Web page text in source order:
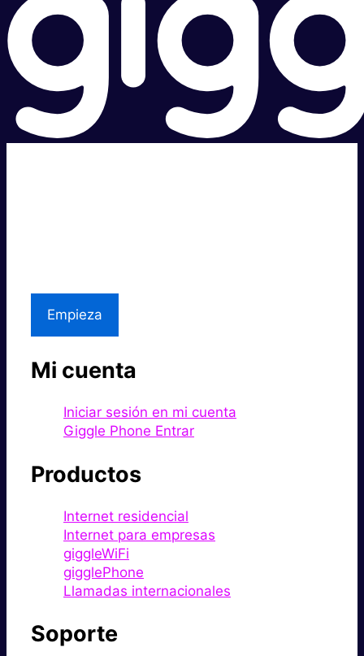
Empieza
Mi cuenta
Iniciar sesión en mi cuenta
Giggle Phone Entrar
Productos
Internet residencial
Internet para empresas
giggleWiFi
gigglePhone
Llamadas internacionales
Soporte